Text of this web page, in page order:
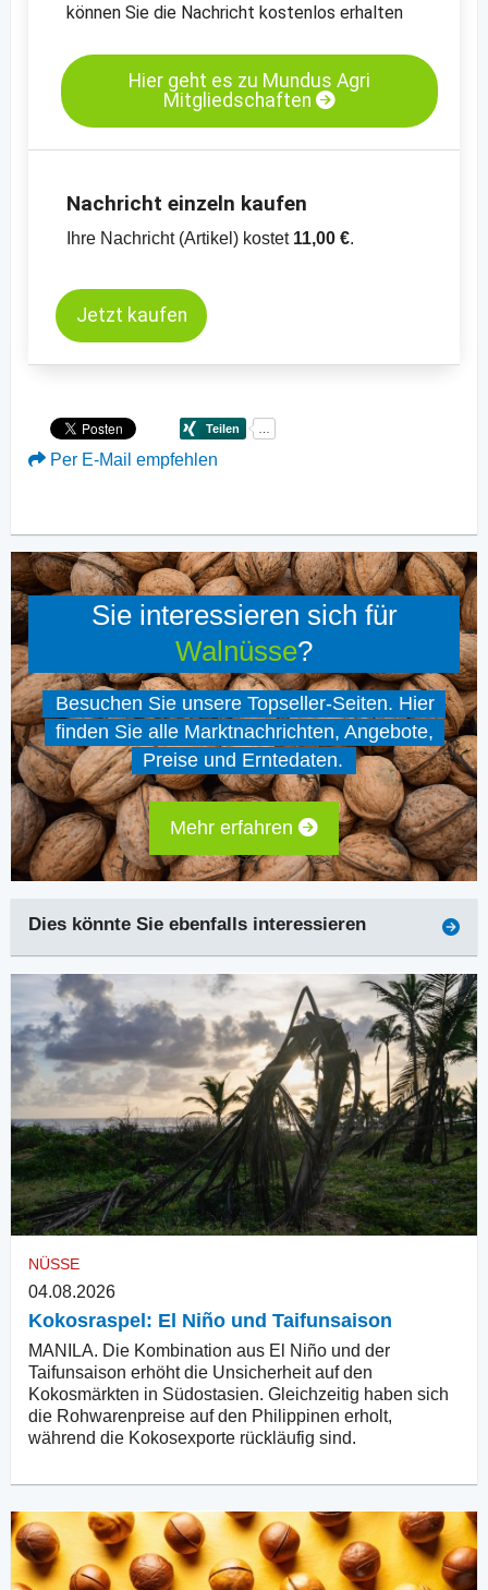
können Sie die Nachricht kostenlos erhalten
Hier geht es zu Mundus Agri
Mitgliedschaften
Nachricht einzeln kaufen
Ihre Nachricht (Artikel) kostet 11,00 €.
Jetzt kaufen
Per E-Mail empfehlen
Sie interessieren sich für
Walnüsse?
Besuchen Sie unsere Topseller-Seiten. Hier
finden Sie alle Marktnachrichten, Angebote,
Preise und Erntedaten.
Mehr erfahren
Dies könnte Sie ebenfalls interessieren
NÜSSE
04.08.2026
Kokosraspel: El Niño und Taifunsaison
MANILA. Die Kombination aus El Niño und der
Taifunsaison erhöht die Unsicherheit auf den
Kokosmärkten in Südostasien. Gleichzeitig haben sich
die Rohwarenpreise auf den Philippinen erholt,
während die Kokosexporte rückläufig sind.